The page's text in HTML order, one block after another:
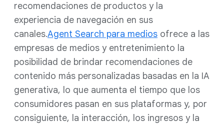
recomendaciones de productos y la
experiencia de navegación en sus
canales.Agent Search para medios ofrece a las
empresas de medios y entretenimiento la
posibilidad de brindar recomendaciones de
contenido más personalizadas basadas en la IA
generativa, lo que aumenta el tiempo que los
consumidores pasan en sus plataformas y, por
consiguiente, la interacción, los ingresos y la